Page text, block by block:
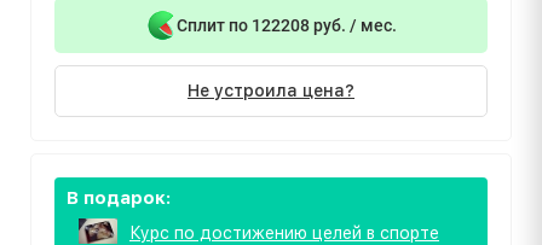
Сплит по 122208 руб. / мес.
Не устроила цена?
В подарок:
Курс по достижению целей в спорте